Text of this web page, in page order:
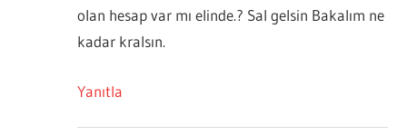
olan hesap var mı elinde.? Sal gelsin Bakalım ne
kadar kralsın.
Yanıtla